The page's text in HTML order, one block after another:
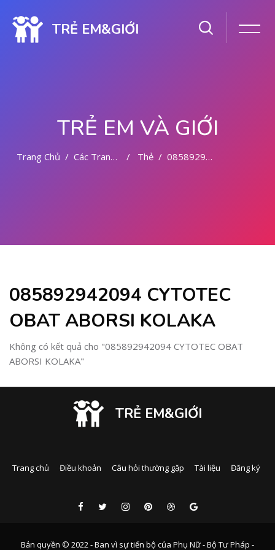
TRẺ EM&GIỚI
TRẺ EM VÀ GIỚI
Trang Chủ Các Trang Của Hệ Thống Thẻ 085892942094 CYTOTEC OBAT ABORSI KOLAKA
085892942094 CYTOTEC
OBAT ABORSI KOLAKA
Không có kết quả cho "085892942094 CYTOTEC OBAT
ABORSI KOLAKA"
TRẺ EM&GIỚI
Trang chủ Điều khoản Câu hỏi thường gặp Tài liệu Đăng ký
Bản quyền © 2022 - Ban vì sự tiến bộ của Phụ Nữ - Bộ Tư Pháp -